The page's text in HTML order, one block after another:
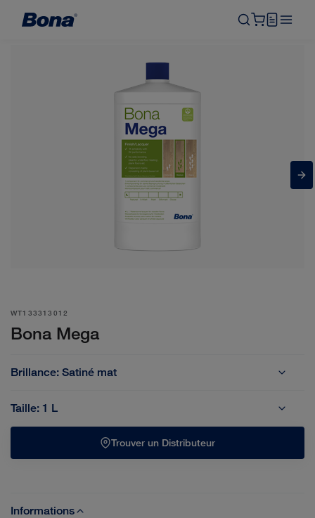
WT133313012
Bona Mega
Brillance: Satiné mat
Taille: 1 L
Trouver un Distributeur
Informations